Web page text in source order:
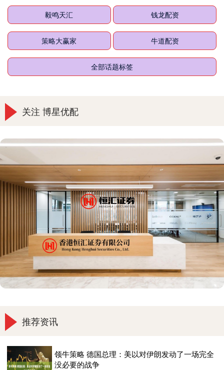
毅鸣天汇 钱龙配资
策略大赢家 牛道配资
全部话题标签
关注 博星优配
推荐资讯
领牛策略 德国总理：美以对伊朗发动了一场完全
没必要的战争